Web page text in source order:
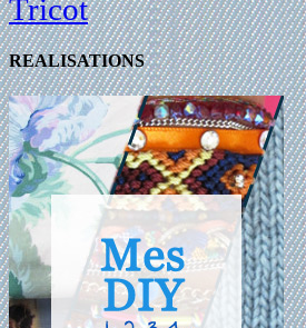
Tricot
REALISATIONS